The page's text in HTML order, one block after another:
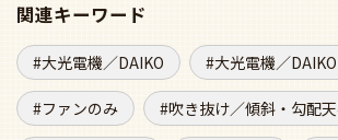
関連キーワード
大光電機／DAIKO 大光電機／
ファンのみ 吹き抜け／傾斜・勾配